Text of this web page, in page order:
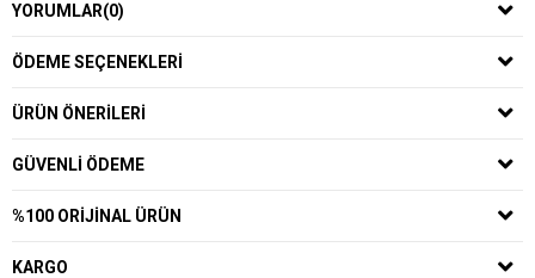
YORUMLAR(0)
ÖDEME SEÇENEKLERI
ÜRÜN ÖNERILERI
GÜVENLI ÖDEME
%100 ORIJINAL ÜRÜN
KARGO